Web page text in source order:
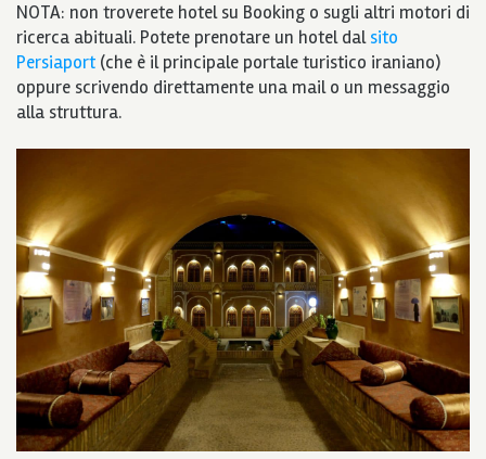
NOTA: non troverete hotel su Booking o sugli altri motori di
ricerca abituali. Potete prenotare un hotel dalsito
Persiaport (che è il principale portale turistico iraniano)
oppure scrivendo direttamente una mail o un messaggio
alla struttura.